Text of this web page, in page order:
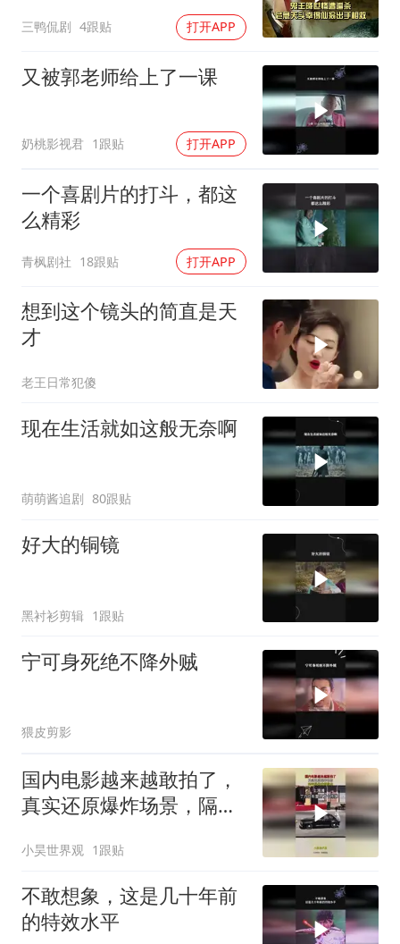
三鸭侃剧 4跟贴 打开APP
又被郭老师给上了一课
奶桃影视君 1跟贴 打开APP
一个喜剧片的打斗，都这
么精彩
青枫剧社 18跟贴 打开APP
想到这个镜头的简直是天
才
老王日常犯傻
现在生活就如这般无奈啊
萌萌酱追剧 80跟贴
好大的铜镜
黑衬衫剪辑 1跟贴
宁可身死绝不降外贼
猥皮剪影
国内电影越来越敢拍了，
真实还原爆炸场景，隔着
小昊世界观 1跟贴
不敢想象，这是几十年前
的特效水平